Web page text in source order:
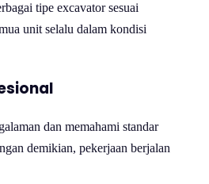
tipe excavator sesuai
unit selalu dalam kondisi
dan memahami standar
demikian, pekerjaan berjalan